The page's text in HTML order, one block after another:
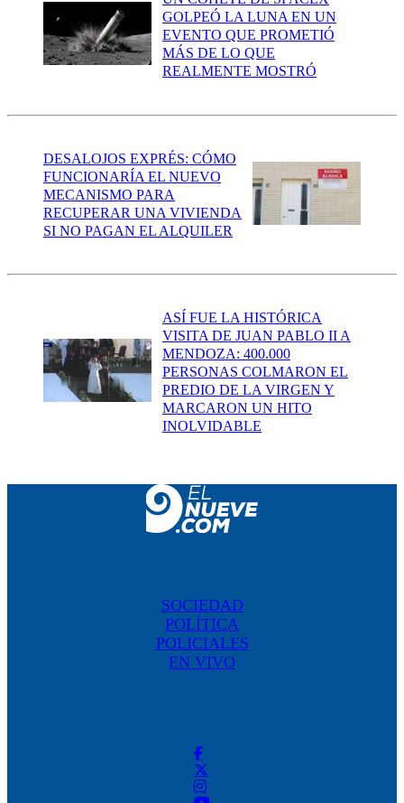
GOLPEÓ LA LUNA EN UN
EVENTO QUE PROMETIÓ
MÁS DE LO QUE
REALMENTE MOSTRÓ
DESALOJOS EXPRÉS: CÓMO
FUNCIONARÍA EL NUEVO
MECANISMO PARA
RECUPERAR UNA VIVIENDA
SI NO PAGAN EL ALQUILER
ASÍ FUE LA HISTÓRICA
VISITA DE JUAN PABLO II A
MENDOZA: 400.000
PERSONAS COLMARON EL
PREDIO DE LA VIRGEN Y
MARCARON UN HITO
INOLVIDABLE
SOCIEDAD
POLÍTICA
POLICIALES
EN VIVO